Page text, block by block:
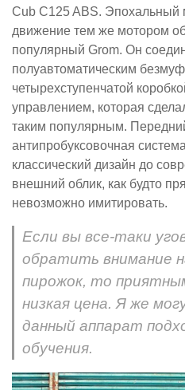
Cub C125 ABS. Эпохальный
движение тем же мотором
популярный Grom. Он
полуавтоматическим
четырехступенчатой
управлением, которая
таким популярным.
антипробуксовочная
классический дизайн до
внешний облик, как будто
невозможно имитировать.
Если вы все-таки
обратить внимание
пирожок, то
низкая цена. Я же
данный аппарат
обучения.